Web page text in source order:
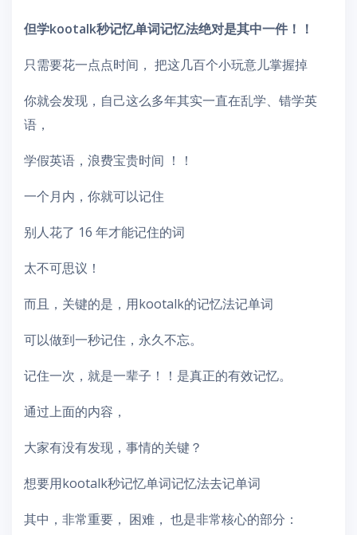
但学kootalk秒记忆单词记忆法绝对是其中一件！！
只需要花一点点时间， 把这几百个小玩意儿掌握掉
你就会发现，自己这么多年其实一直在乱学、错学英
语，
学假英语，浪费宝贵时间 ！！
一个月内，你就可以记住
别人花了 16 年才能记住的词
太不可思议！
而且，关键的是，用kootalk的记忆法记单词
可以做到一秒记住，永久不忘。
记住一次，就是一辈子！！是真正的有效记忆。
通过上面的内容，
大家有没有发现，事情的关键？
想要用kootalk秒记忆单词记忆法去记单词
其中，非常重要， 困难， 也是非常核心的部分：